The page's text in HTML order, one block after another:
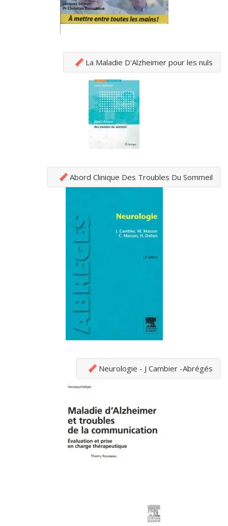
La Maladie D'Alzheimer pour les nuls
Abord Clinique Des Troubles Du Sommeil
Neurologie - J Cambier -Abrégés